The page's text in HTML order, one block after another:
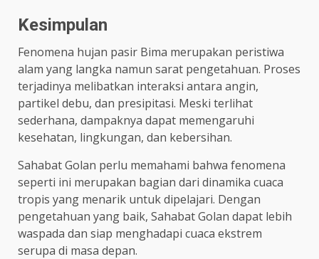
Kesimpulan
Fenomena hujan pasir Bima merupakan peristiwa
alam yang langka namun sarat pengetahuan. Proses
terjadinya melibatkan interaksi antara angin,
partikel debu, dan presipitasi. Meski terlihat
sederhana, dampaknya dapat memengaruhi
kesehatan, lingkungan, dan kebersihan.
Sahabat Golan perlu memahami bahwa fenomena
seperti ini merupakan bagian dari dinamika cuaca
tropis yang menarik untuk dipelajari. Dengan
pengetahuan yang baik, Sahabat Golan dapat lebih
waspada dan siap menghadapi cuaca ekstrem
serupa di masa depan.